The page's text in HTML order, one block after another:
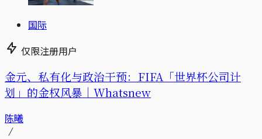
国际
仅限注册用户
金元、私有化与政治干预：FIFA「世界杯公司计
划」的金权风暴｜Whatsnew
陈曦